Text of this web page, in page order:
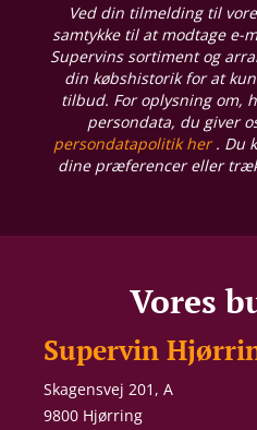
Ved din tilmelding til
samtykke til at modtage e-
Supervins sortiment og
din købshistorik for at
tilbud. For oplysning om,
persondata, du giver
persondatapolitik her. Du
dine præferencer eller
Vores
Supervin
Skagensvej 201, A
9800 Hjørring